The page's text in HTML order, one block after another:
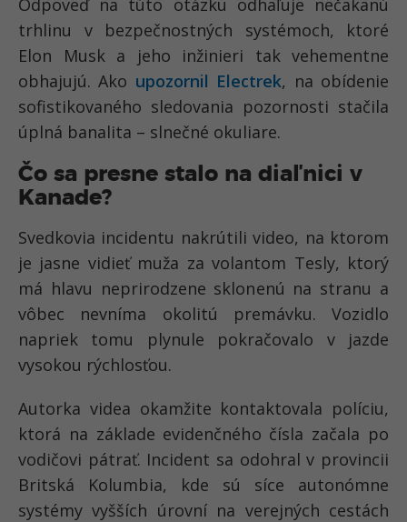
Odpoveď na túto otázku odhaľuje nečakanú
trhlinu v bezpečnostných systémoch, ktoré
Elon Musk a jeho inžinieri tak vehementne
obhajujú. Ako upozornil Electrek, na obídenie
sofistikovaného sledovania pozornosti stačila
úplná banalita – slnečné okuliare.
Čo sa presne stalo na diaľnici v
Kanade?
Svedkovia incidentu nakrútili video, na ktorom
je jasne vidieť muža za volantom Tesly, ktorý
má hlavu neprirodzene sklonenú na stranu a
vôbec nevníma okolitú premávku. Vozidlo
napriek tomu plynule pokračovalo v jazde
vysokou rýchlosťou.
Autorka videa okamžite kontaktovala políciu,
ktorá na základe evidenčného čísla začala po
vodičovi pátrať. Incident sa odohral v provincii
Britská Kolumbia, kde sú síce autonómne
systémy vyšších úrovní na verejných cestách